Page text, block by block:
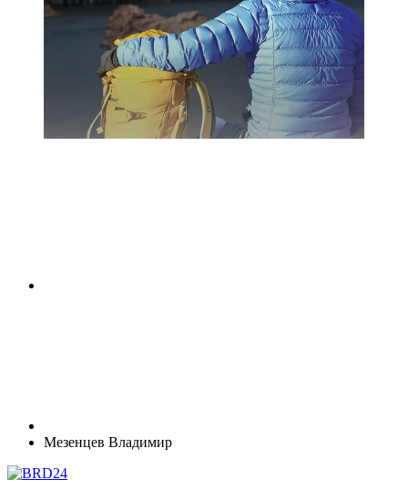
Мезенцев Владимир